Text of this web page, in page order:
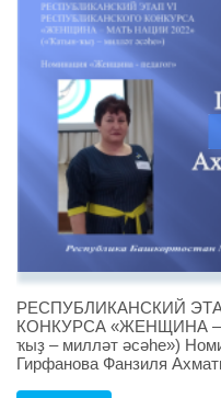
РЕСПУБЛИКАНСКИЙ
КОНКУРСА «ЖЕНЩИНА –
ҡыҙ – милләт әсәһе»)
Гирфанова Фанзиля